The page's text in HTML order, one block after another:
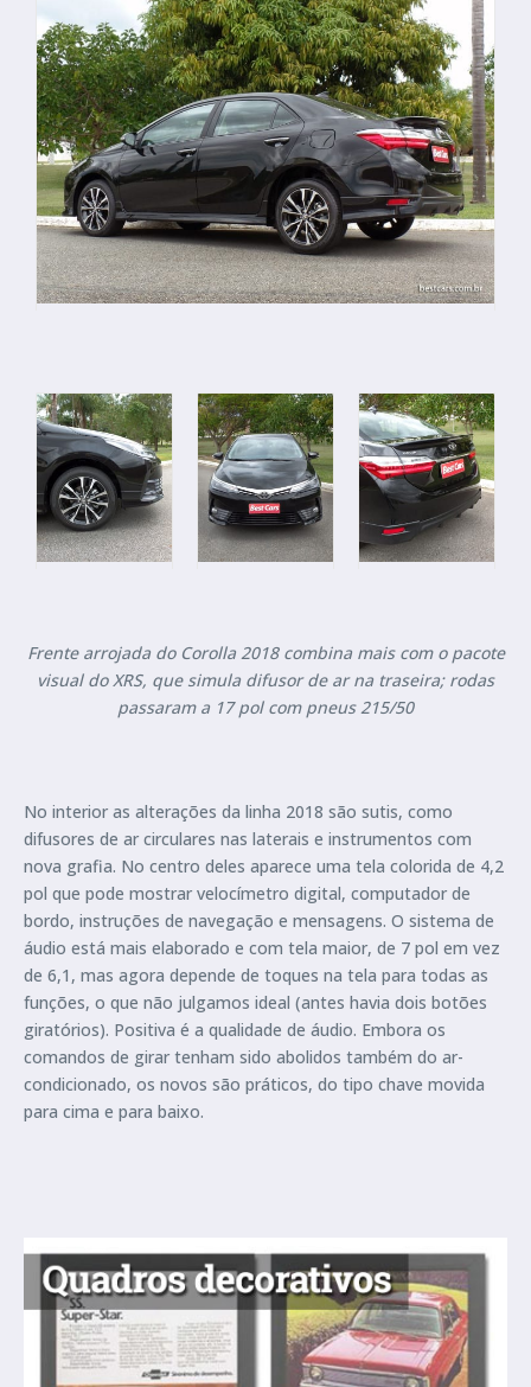
Frente arrojada do Corolla 2018 combina mais com o pacote
visual do XRS, que simula difusor de ar na traseira; rodas
passaram a 17 pol com pneus 215/50
No interior as alterações da linha 2018 são sutis, como
difusores de ar circulares nas laterais e instrumentos com
nova grafia. No centro deles aparece uma tela colorida de 4,2
pol que pode mostrar velocímetro digital, computador de
bordo, instruções de navegação e mensagens. O sistema de
áudio está mais elaborado e com tela maior, de 7 pol em vez
de 6,1, mas agora depende de toques na tela para todas as
funções, o que não julgamos ideal (antes havia dois botões
giratórios). Positiva é a qualidade de áudio. Embora os
comandos de girar tenham sido abolidos também do ar-
condicionado, os novos são práticos, do tipo chave movida
para cima e para baixo.